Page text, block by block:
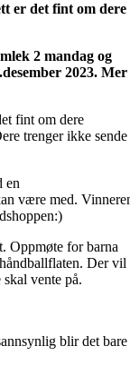
er det fint om dere
2 mandag og
2023. Mer
fint om dere
trenger ikke sende
en
være med.
Oppmøte for barna
Der vil
vente på.
blir det bare